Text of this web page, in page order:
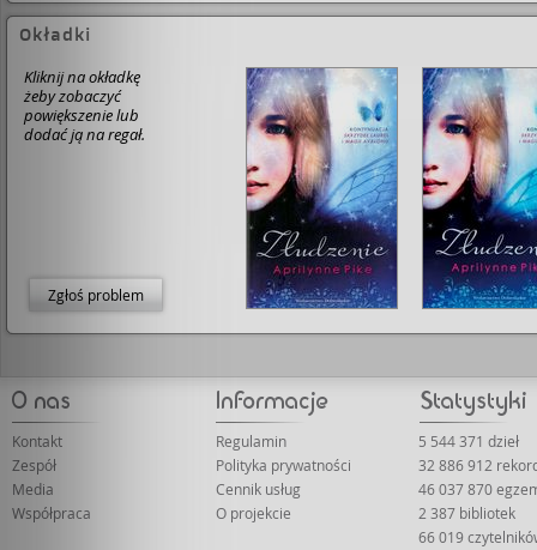
Okładki
Kliknij na okładkę
żeby zobaczyć
powiększenie lub
dodać ją na regał.
Zgłoś problem
Kontakt
Zespół
Media
Współpraca
Regulamin
Polityka prywatności
Cennik usług
O projekcie
5 544 371 dzieł
32 886 912
46 037 870
2 387 bibliotek
66 019